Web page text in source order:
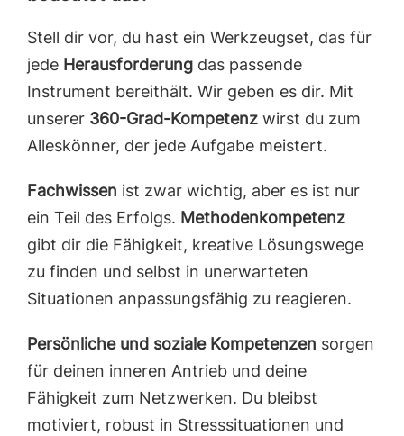
Stell dir vor, du hast ein Werkzeugset, das für
jede Herausforderungdas passende
Instrument bereithält. Wir geben es dir. Mit
unserer 360-Grad-Kompetenzwirst du zum
Alleskönner, der jede Aufgabe meistert.
Fachwissen ist zwar wichtig, aber es ist nur
ein Teil des Erfolgs. Methodenkompetenz
gibt dir die Fähigkeit, kreative Lösungswege
zu finden und selbst in unerwarteten
Situationen anpassungsfähig zu reagieren.
Persönliche und soziale Kompetenzen sorgen
für deinen inneren Antrieb und deine
Fähigkeit zum Netzwerken. Du bleibst
motiviert, robust in Stresssituationen und